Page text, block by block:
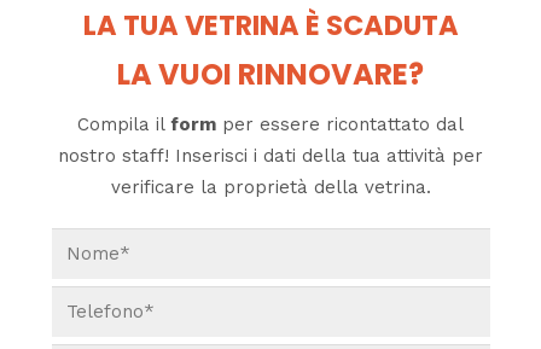
LA TUA VETRINA È SCADUTA
LA VUOI RINNOVARE?
Compila il form per essere ricontattato dal
nostro staff! Inserisci i dati della tua attività per
verificare la proprietà della vetrina.